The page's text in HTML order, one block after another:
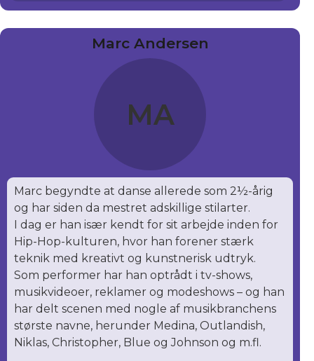
Marc Andersen
MA
Marc begyndte at danse allerede som 2½-årig
og har siden da mestret adskillige stilarter.
I dag er han især kendt for sit arbejde inden for
Hip-Hop-kulturen, hvor han forener stærk
teknik med kreativt og kunstnerisk udtryk.
Som performer har han optrådt i tv-shows,
musikvideoer, reklamer og modeshows – og han
har delt scenen med nogle af musikbranchens
største navne, herunder Medina, Outlandish,
Niklas, Christopher, Blue og Johnson og m.fl.